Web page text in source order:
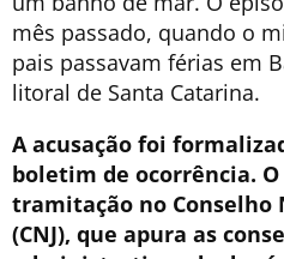
mês passado, quando o
pais passavam férias em
litoral de Santa Catarina.
A acusação foi
boletim de ocorrência.
tramitação no Conselho
(CNJ), que apura as